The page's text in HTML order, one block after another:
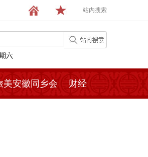
站内搜索
六
美安徽同乡会 财经